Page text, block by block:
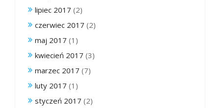
lipiec 2017 (2)
czerwiec 2017 (2)
maj 2017 (1)
kwiecień 2017 (3)
marzec 2017 (7)
luty 2017 (1)
styczeń 2017 (2)